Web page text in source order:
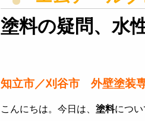
塗料の疑問、水
知立市／刈谷市 外壁塗装
こんにちは。今日は、 塗料につい